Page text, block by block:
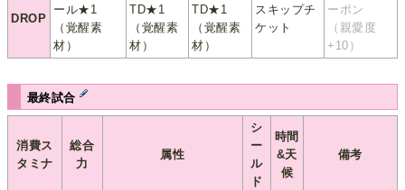
DROP
ール★1
（覚醒素
材）
TD★1
（覚醒素
材）
TD★1
（覚醒素
材）
スキップチ
ケット
ーポン
（親愛度
+10）
最終試合
消費ス
タミナ
総合
力
属性
シ
ー
ル
ド
時間
&天
候
備考